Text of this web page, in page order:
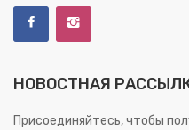
НОВОСТНАЯ
Присоединяйтесь, чтобы